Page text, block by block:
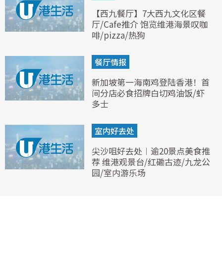
【西九餐厅】7大西九文化区餐
厅/Cafe推介 饱览维港海景叹咖
啡/pizza/热狗
餐厅情报
新加坡第一海南鸡登陆香港！首
间分店必食招牌白切鸡油饭/虾
多士
室内好去处
尖沙咀好去处︱逾20景点美食推
荐 维港观景台/红磡古迹/九龙公
园/室内游乐场